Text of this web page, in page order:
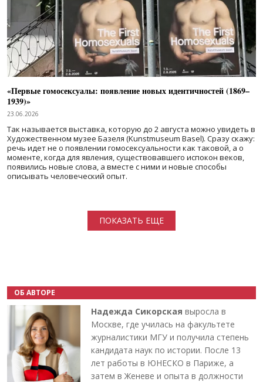
«Первые гомосексуалы: появление новых идентичностей (1869–
1939)»
23.06.2026
Так называется выставка, которую до 2 августа можно увидеть в
Художественном музее Базеля (Kunstmuseum Basel). Сразу скажу:
речь идет не о появлении гомосексуальности как таковой, а о
моменте, когда для явления, существовавшего испокон веков,
появились новые слова, а вместе с ними и новые способы
описывать человеческий опыт.
ПОКАЗАТЬ ЕЩЕ
ОБ АВТОРЕ
Надежда Сикорская выросла в
Москве, где училась на факультете
журналистики МГУ и получила степень
кандидата наук по истории. После 13
лет работы в ЮНЕСКО в Париже, а
затем в Женеве и опыта в должности